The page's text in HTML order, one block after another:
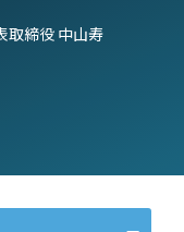
取締役 中山寿